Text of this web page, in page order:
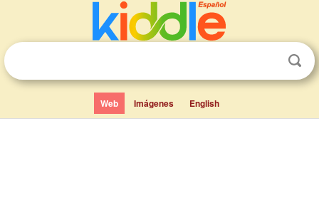
Web Imágenes English